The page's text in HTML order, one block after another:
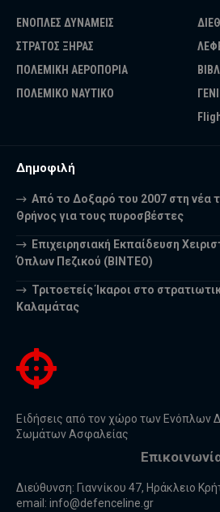
ΕΝΟΠΛΕΣ ΔΥΝΑΜΕΙΣ
ΣΤΡΑΤΟΣ ΞΗΡΑΣ
ΠΟΛΕΜΙΚΗ ΑΕΡΟΠΟΡΙΑ
ΠΟΛΕΜΙΚΟ ΝΑΥΤΙΚΟ
Δημοφιλή
Από το Δοξαρό του 2007 στη νέα
Θρήνος για τους πυροσβέστες
Επιχειρησιακή Εκπαίδευση
Όπλων Πεζικού (ΒΙΝΤΕΟ)
Τριτοετείς Ίκαροι στο
Καλαμάτας
Ειδήσεις από τον χώρο των Ενόπλων
Σωμάτων Ασφαλείας
Διεύθυνση: Γιαννίκου 47, Ηράκλειο
email: info@defenceline.gr